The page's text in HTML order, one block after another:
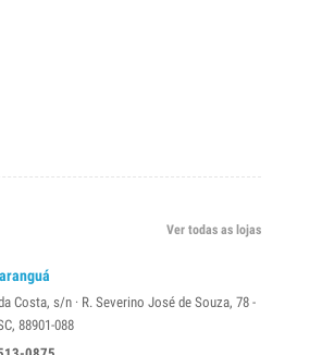
Ver todas as lojas
Costa, s/n · R. Severino José de Souza, 78 -
88901-088